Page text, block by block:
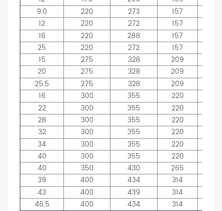
9.0
220 273 157
12
220 272 157
16
220 288 157
25
220 272 157
15
275 328 209
20
275 328 209
25.5
275 328 209
16
300 355 220
22
300 355 220
28
300 355 220
32
300 355 220
34
300 355 220
40
300 355 220
40
350 430 265
39
400 434 314
43
400 439 314
46.5
400 434 314